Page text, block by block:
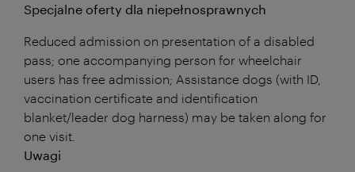
Specjalne oferty dla niepełnosprawnych
Reduced admission on presentation of a disabled
pass; one accompanying person for wheelchair
users has free admission; Assistance dogs (with ID,
vaccination certificate and identification
blanket/leader dog harness) may be taken along for
one visit.
Uwagi